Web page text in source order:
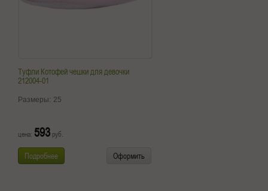
Туфли Котофей чешки для девочки
212004-01
Размеры: 25
цена: 593 руб.
Подробнее Оформить